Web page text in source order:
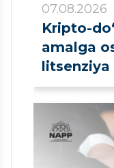
07.08.2026
Kripto-
amalga